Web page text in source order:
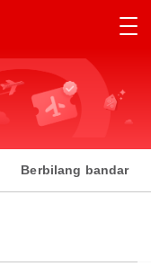
Berbilang bandar